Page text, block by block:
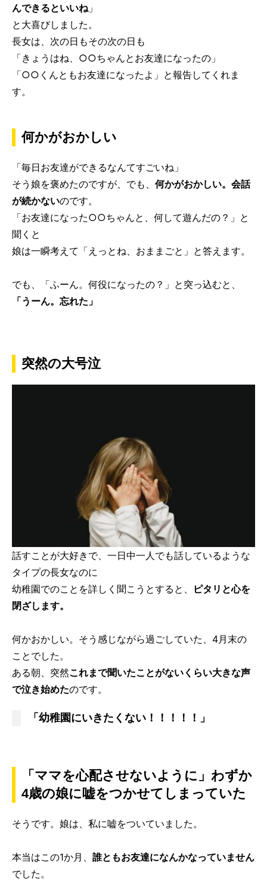
んできるといいね 」
と大喜びしました。
長女は、次の日もその次の日も
「きょうはね、○○ちゃんとお友達になったの」
「○○くんともお友達になったよ」と報告してくれま
す。
何かがおかしい
「毎日お友達ができるなんてすごいね」
そう娘を褒めたのですが、でも、 何かがおかしい。会話
が続かないのです。
「お友達になった○○ちゃんと、何して遊んだの？」と
聞くと
娘は一瞬考えて「えっとね、おままごと」と答えます。
でも、「ふーん。何役になったの？」と突っ込むと、
「うーん。忘れた」
突然の大号泣
話すことが大好きで、一日中一人でも話しているような
タイプの長女なのに
幼稚園でのことを詳しく聞こうとすると、
ピタリと心を
閉ざします。
何かおかしい。そう感じながら過ごしていた、4月末の
ことでした。
ある朝、突然これまで聞いたことがないくらい大きな声
で泣き始めたのです。
「幼稚園にいきたくない！！！！！」
「ママを心配させないように」わずか
4歳の娘に嘘をつかせてしまっていた
そうです。娘は、私に嘘をついていました。
本当はこの1か月、 誰ともお友達になんかなっていません
でした。